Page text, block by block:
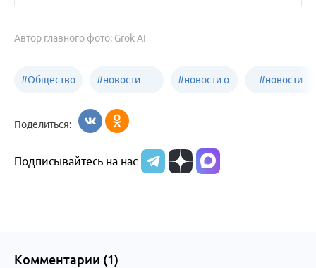
Автор главного фото: Grok AI
#Общество #новости
образования
#новости о
Алтайского
#новости
Поделиться:
Подписывайтесь на нас
Комментарии (1)